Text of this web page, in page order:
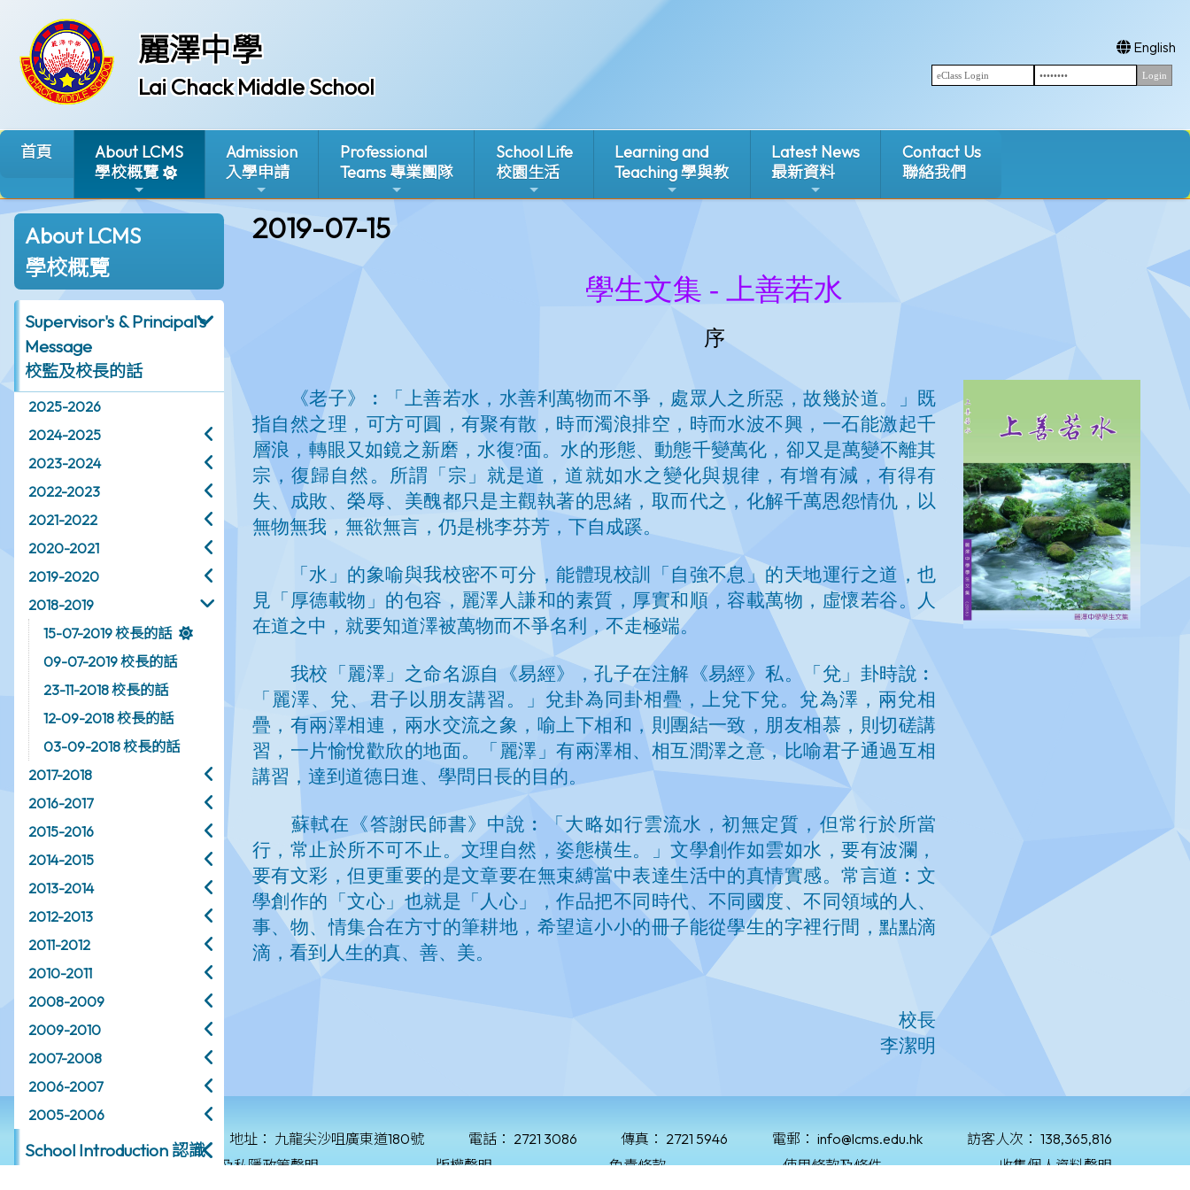
麗澤中學
Lai Chack Middle School
English
首頁
About LCMS
學校概覽
Admission
入學申請
Professional
Teams 專業團隊
School Life
校園生活
Learning and
Teaching 學與教
Latest News
最新資料
Contact Us
聯絡我們
About LCMS
學校概覽
Supervisor's & Principal's
Message
校監及校長的話
2025-2026
2024-2025
2023-2024
2022-2023
2021-2022
2020-2021
2019-2020
2018-2019
15-07-2019 校長的話
09-07-2019 校長的話
23-11-2018 校長的話
12-09-2018 校長的話
03-09-2018 校長的話
2017-2018
2016-2017
2015-2016
2014-2015
2013-2014
2012-2013
2011-2012
2010-2011
2008-2009
2009-2010
2007-2008
2006-2007
2005-2006
School Introduction 認識
2019-07-15
© 2026 版權所有 地址： 九龍尖沙咀廣東道180號 電話： 2721 3086 傳真： 2721 5946 電郵： info@lcms.edu.hk 訪客人次： 138,365,816
保障個人資料私隱政策及私隱政策聲明
版權聲明 免責條款 使用條款及條件 收集個人資料聲明